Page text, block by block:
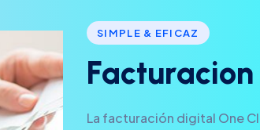
SIMPLE & EFICAZ
Facturacion
La facturación digital One